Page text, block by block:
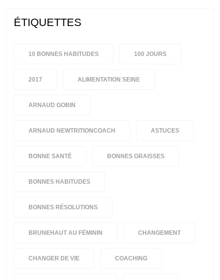
ÉTIQUETTES
10 BONNES HABITUDES 100 JOURS
2017 ALIMENTATION SEINE
ARNAUD GOBIN
ARNAUD NEWTRITIONCOACH ASTUCES
BONNE SANTÉ BONNES GRAISSES
BONNES HABITUDES
BONNES RÉSOLUTIONS
BRUNEHAUT AU FÉMININ CHANGEMENT
CHANGER DE VIE COACHING